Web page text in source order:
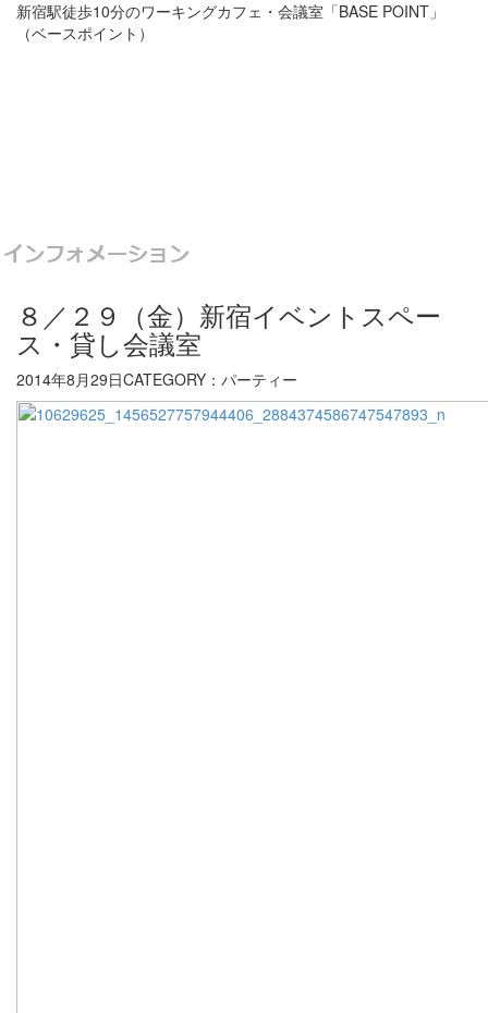
新宿駅徒歩10分のワーキングカフェ・会議室「BASE POINT」
（ベースポイント）
８／２９（金）新宿イベントスペー
ス・貸し会議室
2014年8月29日CATEGORY：パーティー